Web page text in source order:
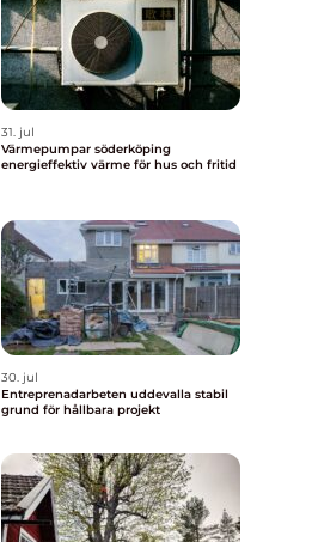
31. jul
Värmepumpar söderköping
energieffektiv värme för hus och fritid
30. jul
Entreprenadarbeten uddevalla stabil
grund för hållbara projekt